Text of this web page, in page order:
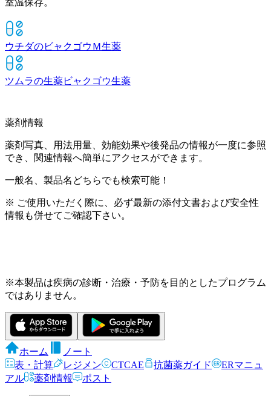
室温保存。
ウチダのビャクゴウＭ生薬
ツムラの生薬ビャクゴウ生薬
薬剤情報
薬剤写真、用法用量、効能効果や後発品の情報が一度に参照
でき、関連情報へ簡単にアクセスができます。
一般名、製品名どちらでも検索可能！
※ ご使用いただく際に、必ず最新の添付文書および安全性
情報も併せてご確認下さい。
※本製品は疾病の診断・治療・予防を目的としたプログラム
ではありません。
ホーム
ノート
表・計算
レジメン CTCAE 抗菌薬ガイド
ERマニュ
アル
薬剤情報 ポスト